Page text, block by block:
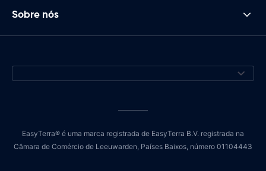
Sobre nós
EasyTerra® é uma marca registrada de EasyTerra B.V. registrada na
Câmara de Comércio de Leeuwarden, Países Baixos, número 01104443